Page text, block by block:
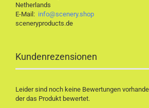
Netherlands
E-Mail: info@scenery.shop
sceneryproducts.de
Kundenrezensionen
Leider sind noch keine Bewertungen
der das Produkt bewertet.